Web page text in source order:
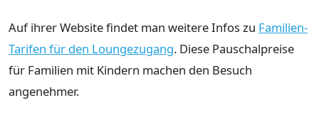
Auf ihrer Website findet man weitere Infos zu Familien-
Tarifen für den Loungezugang. Diese Pauschalpreise
für Familien mit Kindern machen den Besuch
angenehmer.